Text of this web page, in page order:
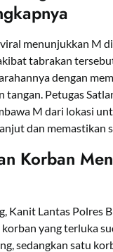
menunjukkan M
tabrakan
dengan
tangan. Petugas
M dari lokasi
dan memastikan
Korban
Kanit Lantas Polres
yang terluka
sedangkan satu